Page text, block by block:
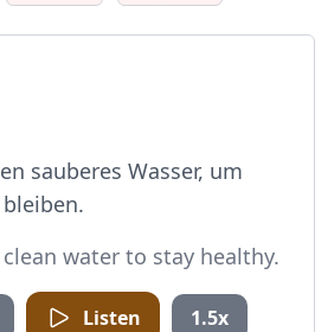
sauberes Wasser, um
water to stay healthy.
Listen 1.5x